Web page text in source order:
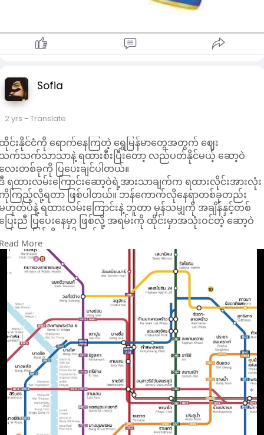
ခင်၊ဖခင်၊ဆရာသခင်၊ကျေးဇူးရှင်များနှင့်
ျိုးတော်ရှစ်သောင်းတို့အား လည်းကောင်း၊၊
ာတ်အကြီးလေးပါးကို မှီ၍ ဖြစ်ပေါ်
ြကုန်သော အနန္တ နတ် လူ ဗြဟ္မာ
နန္တသတ္တဝါအားလုံးတို့အား လည်းကောင်း ၊
ြကာသလောက၊သင်္ခါရလောက၊သတ္တလောက
ောကသုံးပါး ကိုမှီ၍ ဖြစ်ပေါ်ကြကုန်သော
နန်တ နတ် လူ ဗြမ္မာ အနန်တသတ်တဝါအားလုံးတို့အား
ည်းကောင်း ၊ ယမမင်းနှင့်တကွ ငရဲသူ ငရဲသားတို့အား
ည်းကောင်း။
ေးရန် ခပ်သိမ်း ကင်းငြိမ်း ချမ်းသာကြပါစေ၊
ေါသ ခပ်သိမ်း ကင်းငြိမ်း ချမ်းသာ ကြပါစေ၊
င်းရဲ ခပ်သိမ်း ကင်းငြိမ်း ချမ်းသာ ကြပါစေ၊
လုံးစိတ်ဝမ်းငြိမ်းချမ်း သာယာ ကြပါစေ ကုန်သတည်း။
ပည့်တော်-
ြုခဲ့သော ကုသိုလ် ကောင်းမူကံ
ေတနာ ၊ ဒါနကုသိုလ် ၊ သီလ ကုသိုလ်၊
ာဝနာကုသိုလ်၊ သစ်စာကုသိုလ်
ေတ္တာ ကုသိုလ် အစုစုတို့အား
သုန္ဓရေ မြေနတ်သားအား
က်သေအရာထား၍ လည်းကောင်း
မျှအတန်းပေးဝေပါ၏။
ပည့်တော်နှင့် ထပ်တူထပ်မျှရ၍
ာဓု အနုမောဒနာ ခေါ်ဆိုနိုင်ကြပါစေ။
ျွတ်နိုင် လွတ်နိုင် နိဗ္ဗာန်သို့
ျက်မှောက်ပြုနိုင်ကြပါစေ။
၃)အဝတ်အစားများ အရောင်မကျွတ်စေ
ျှော်ရ တာဟာ အိမ်ရှင်မတွေအတွက် တကယ်ကို ဒုက္ခရောက်စေပါ
ယ်။ဒါကြောင့် အဝတ်အစားတွေအရောင်မကျွတ်ချင်ရင်
လကာရည်တစ်ခွက်ကို အဝတ်လျှော် စက်ထဲ ထည့်လျှော်ပေးပါ။
ကယ်လို့ အရောင်အရမ်းကျွတ်တတ်တဲ့ အဝတ်အ စားမျိုးဖြစ်နေ
ျှာ်ခင်၊ရှလကာရည်နဲ့ရေရောထားတဲ့ ရေထဲမှာ တစ်ညလောက် စိမ်
ေး ပြီး ေ နာက်နေ့ကျမှ လျှော်ပါ။ဒီနည်းအားဖြင့် အဝတ်အစား
ရောင်ကျွတ်ခြင်း အရော င်လွင့်ခြင်းတွေကို သိသိသာသာလျော့ပါး
က် သာစေမှာပါ။
၄)ညစ်ပတ်သွားတဲ့အဖြူရောင် အဝတ်အစားတွေကို ဖြူလာစေ
ကြောင်းမျိုးမျိုးကြောင့် ညစ်ပတ်သွားပြီး ညစ်ထေးထေးဖြစ်နေတဲ့
ဖြူရောင်အ ဝတ်အစားတွေ အရင်အတိုင်း ဖြူဖြူဖွေးဖွေး
ဝတ်အစားဖြစ်လာအောင် လည်း ရှလကာရည်က စွမ်းဆောင်ပေး
င်ပါတယ်။အဖြူရောင်အဝတ်တွေ ညစ်ပတ်ေ နရင် ရှလကာရည်တ
က်(သို့)နှစ်ခွက်ထည့်ပြီး ပုံမှန်လျှော်ေ ပးပါ။ရေလက် ဖက်ရည်
က်ငါးခွက်လောက်နဲ့ရှလကာရည်နှစ်ခွက်လောက်ကို ရောပြီး မလျှေ
င် တစ်ညလောက်စိမ်ပြီးမှ လျှော်ပေးပါက ဖြူဖွေးသစ်လွင်တဲ့
ဝတ်အစားတွေ ကို ပိုင်ဆိုင်နိုင်မှာဖြစ်ပါတယ်။
၅)အနံ့ဆိုးတွေပျောက်စေ
ဝတ်အစားတွေမှာ ချွေးနံ့တွေနဲ့တခြားမကောင်းတဲ့ အနံ့အသက်တွ
နေ၊ စွဲနေခဲ့ရင်လည်း ရှလကာရည်ကိုအ သုံးပြုနိုင်ပါတယ်။
လကာရည် ကိုင်းခွက်ေ သးတစ်ခွက်(သို့)နှစ်ခွက်ကို ထည့်ပြီး လျှေ
ေးရမှာဖြစ်ပါတယ်။
Sofia
2 yrs - Translate
င်းနိုင်ငံကို ရောက်နေကြတဲ့ ရွှေမြန်မာတွေအတွက် ဈေး
က်သက်သာသာနဲ့ ရထားစီးပြီးတော့ လည်ပတ်နိုင်မယ့် ဆော့ဝဲ
ေးတစ်ခုကို ပြပေးချင်ပါတယ်။
ရထားလမ်းကြောင်းဆော့ဝဲရဲ့အားသာချက်က ရထားလိုင်းအားလုံး
ကြည့်လို့ရတာ ဖြစ်ပါတယ်။ ဘန်ကောက်လိုနေရာတစ်ခုတည်း
ဟုတ်ပဲနဲ့ ရထားလမ်းကြောင်းနဲ့ ဘူတာ မှန်သမျှကို အချိန်နှင့်တစ်
ြေးညီ ‌ပြပေးနေမှာ ဖြစ်လို့ အရမ်းကို ထိုင်းမှာအသုံးဝင်တဲ့ ဆော့ဝဲ
စ်ခုအဖြစ် ရှိနေပါတယ်။
ော့ဝဲကို ဒီမှာအလွယ်လေး ဒေါင်းယူနိုင်ပါတယ် -
alann.fun/archives/11602
More